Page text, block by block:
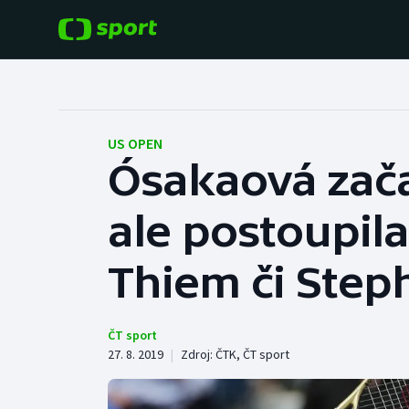
Hokej
Tenis
Atletika
Baseball a softbal
Basketbal
Biatlon
US OPEN
Ósakaová
ale
Thiem či
ČT sport
27. 8. 2019 | Zdroj: ČTK, ČT sport